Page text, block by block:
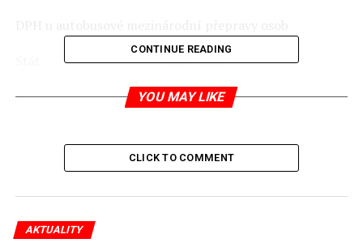
Stát Sazba daně
Česká republika osvobozeno
Německo 19 %
Finanzamt Chemnitz
Finanzamt Gratz-Stadt
CONTINUE READING
YOU MAY LIKE
CLICK TO COMMENT
AKTUALITY